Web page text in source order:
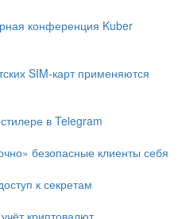
конференция Kuber
SIM-карт применяются
в Telegram
безопасные клиенты себя
к секретам
криптовалют